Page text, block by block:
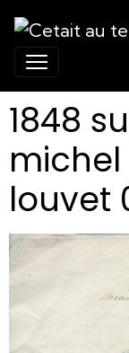
1848
louvet